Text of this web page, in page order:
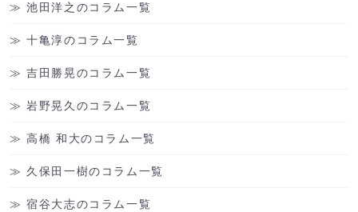
池田洋之のコラム一覧
十亀淳のコラム一覧
吉田勝晃のコラム一覧
岩野晃久のコラム一覧
高橋 和大のコラム一覧
久保田一樹のコラム一覧
宿谷大志のコラム一覧